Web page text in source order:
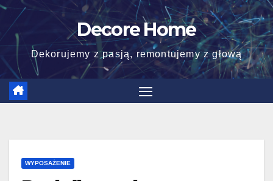
Skip
content
Decore Home
Dekorujemy z pasją, remontujemy z głową
WYPOSAŻENIE